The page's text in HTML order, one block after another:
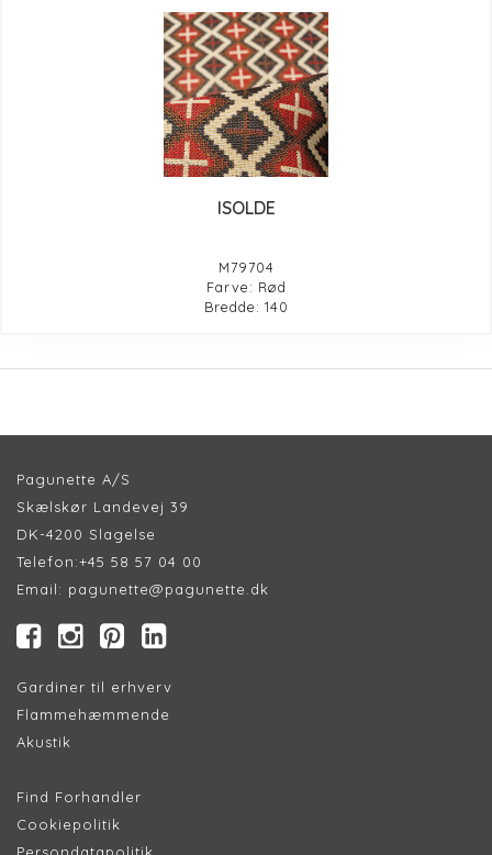
ISOLDE
M79704
Farve: Rød
Bredde: 140
Pagunette A/S
Skælskør Landevej 39
DK-4200 Slagelse
Telefon:+45 58 57 04 00
Email: pagunette@pagunette.dk
Gardiner til erhverv
Flammehæmmende
Akustik
Find Forhandler
Cookiepolitik